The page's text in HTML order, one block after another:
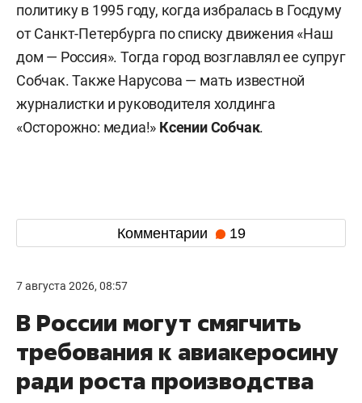
политику в 1995 году, когда избралась в Госдуму
от Санкт-Петербурга по списку движения «Наш
дом — Россия». Тогда город возглавлял ее супруг
Собчак. Также Нарусова — мать известной
журналистки и руководителя холдинга
«Осторожно: медиа!» Ксении Собчак.
Комментарии 19
7 августа 2026, 08:57
В России могут смягчить
требования к авиакеросину
ради роста производства